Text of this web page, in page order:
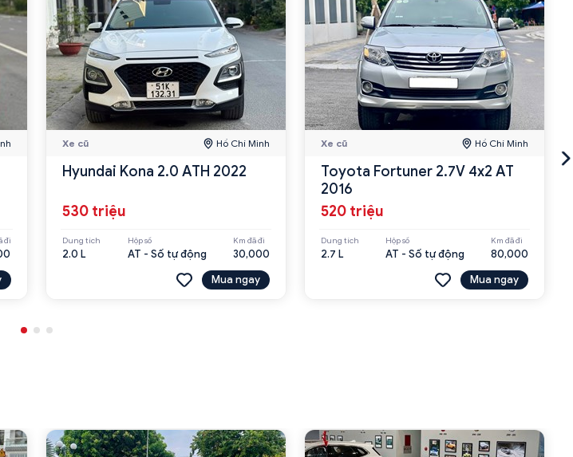
đi
Xe cũ Hồ Chí Minh
Hyundai Kona 2.0 ATH 2022
530 triệu
Dung tích
2.0 L
Hộp số
AT - Số tự động
Km đã đi
30,000
Mua ngay
Xe cũ Hồ Chí Minh
Toyota Fortuner 2.7V 4x2 AT
2016
520 triệu
Dung tích
2.7 L
Hộp số
AT - Số tự động
Km đã đi
80,000
Mua ngay